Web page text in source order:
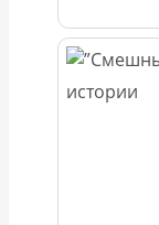
истории